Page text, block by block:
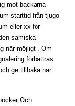
mot backarna
starttid från tjugo
eller xx för
samiska
när möjligt . Om
förbättras
ge tillbaka när
Och